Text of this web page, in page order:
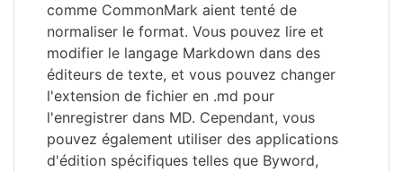
comme CommonMark aient tenté de
normaliser le format. Vous pouvez lire et
modifier le langage Markdown dans des
éditeurs de texte, et vous pouvez changer
l'extension de fichier en .md pour
l'enregistrer dans MD. Cependant, vous
pouvez également utiliser des applications
d'édition spécifiques telles que Byword,